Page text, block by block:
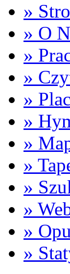
»
» O
»
»
»
»
»
»
»
»
»
»